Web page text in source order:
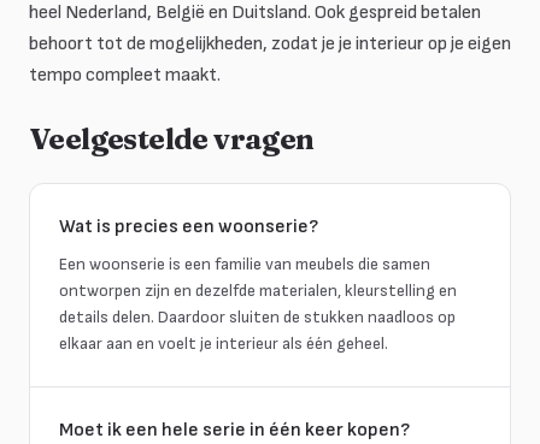
heel Nederland, België en Duitsland. Ook gespreid betalen
behoort tot de mogelijkheden, zodat je je interieur op je eigen
tempo compleet maakt.
Veelgestelde vragen
Wat is precies een woonserie?
Een woonserie is een familie van meubels die samen
ontworpen zijn en dezelfde materialen, kleurstelling en
details delen. Daardoor sluiten de stukken naadloos op
elkaar aan en voelt je interieur als één geheel.
Moet ik een hele serie in één keer kopen?